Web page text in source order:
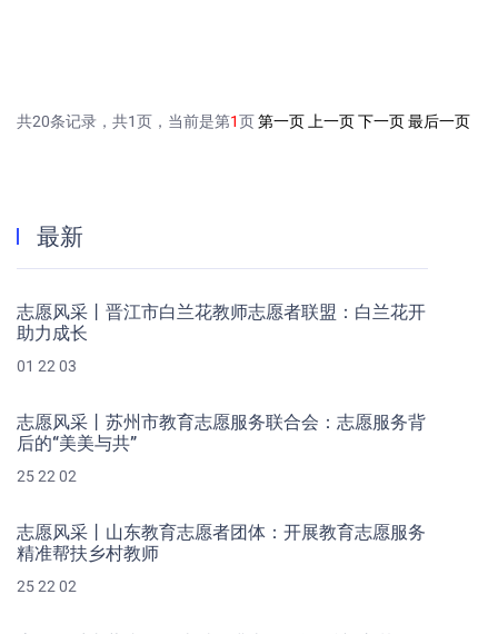
共20条记录，共1页，当前是第1页第一页上一页下一页最后一页
最新
志愿风采丨晋江市白兰花教师志愿者联盟：白兰花开
助力成长
01 22 03
志愿风采丨苏州市教育志愿服务联合会：志愿服务背
后的“美美与共”
25 22 02
志愿风采丨山东教育志愿者团体：开展教育志愿服务
精准帮扶乡村教师
25 22 02